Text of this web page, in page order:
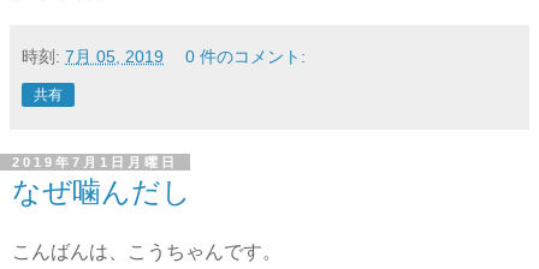
時刻: 7月 05, 2019 0 件のコメント:
共有
2019年7月1日月曜日
なぜ噛んだし
こんばんは、こうちゃんです。